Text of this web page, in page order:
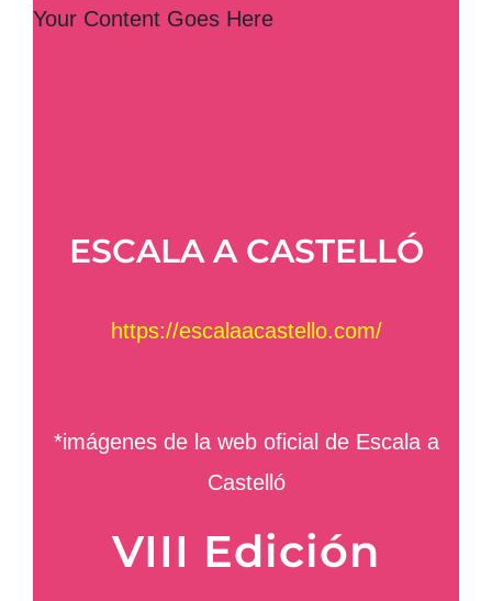
Your Content Goes Here
ESCALA A CASTELLÓ
https://escalaacastello.com/
*imágenes de la web oficial de Escala a
Castelló
VIII Edición